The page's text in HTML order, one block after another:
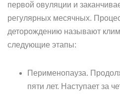
первой овуляции и
регулярных месячных.
деторождению называют
следующие этапы:
Перименопауза.
пяти лет. Наступает за